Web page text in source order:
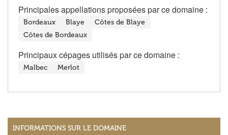
Principales appellations proposées par ce domaine :
Bordeaux Blaye
Côtes de Blaye
Côtes de Bordeaux
Principaux cépages utilisés par ce domaine :
Malbec Merlot
INFORMATIONS SUR LE DOMAINE